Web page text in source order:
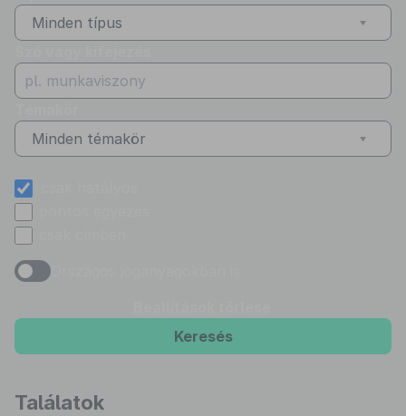
Minden típus
Minden témakör
Keresés
Találatok